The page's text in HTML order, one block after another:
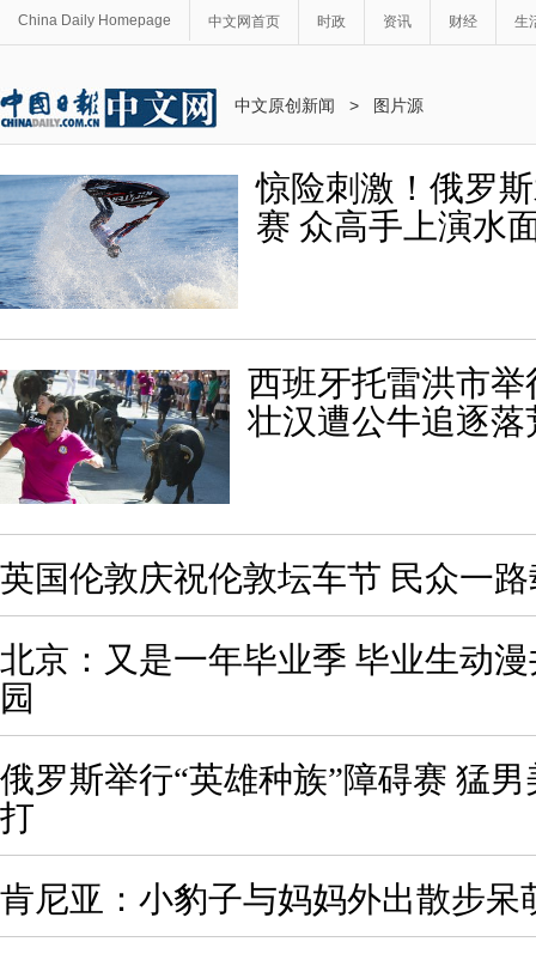
China Daily Homepage 中文网首页 时政 资讯 财经 生
中文原创新闻 > 图片源
惊险刺激！俄罗
赛 众高手上演水
西班牙托雷洪市
壮汉遭公牛追逐落
英国伦敦庆祝伦敦坛车节 民众一
北京：又是一年毕业季 毕业生动
园
俄罗斯举行“英雄种族”障碍赛 猛
打
肯尼亚：小豹子与妈妈外出散步呆